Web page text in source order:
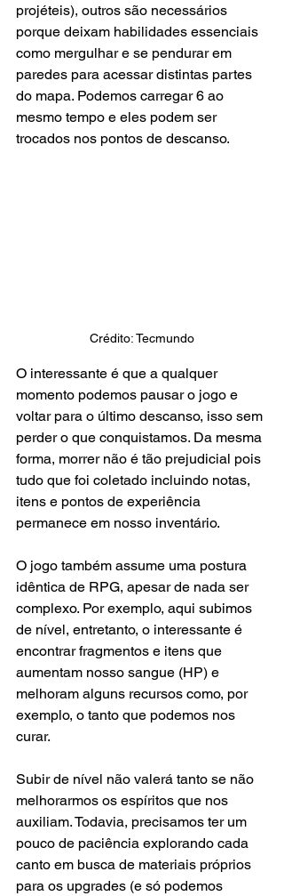
projéteis), outros são necessários
porque deixam habilidades essenciais
como mergulhar e se pendurar em
paredes para acessar distintas partes
do mapa. Podemos carregar 6 ao
mesmo tempo e eles podem ser
trocados nos pontos de descanso.
Crédito: Tecmundo
O interessante é que a qualquer
momento podemos pausar o jogo e
voltar para o último descanso, isso sem
perder o que conquistamos. Da mesma
forma, morrer não é tão prejudicial pois
tudo que foi coletado incluindo notas,
itens e pontos de experiência
permanece em nosso inventário.
O jogo também assume uma postura
idêntica de RPG, apesar de nada ser
complexo. Por exemplo, aqui subimos
de nível, entretanto, o interessante é
encontrar fragmentos e itens que
aumentam nosso sangue (HP) e
melhoram alguns recursos como, por
exemplo, o tanto que podemos nos
curar.
Subir de nível não valerá tanto se não
melhorarmos os espíritos que nos
auxiliam. Todavia, precisamos ter um
pouco de paciência explorando cada
canto em busca de materiais próprios
para os upgrades (e só podemos